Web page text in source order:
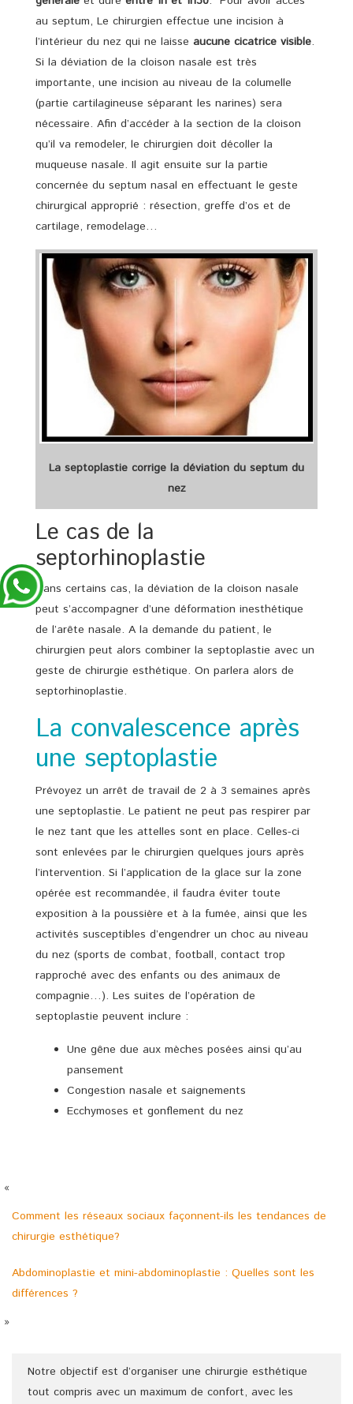
au septum, Le chirurgien effectue une incision à
l’intérieur du nez qui ne laisse aucune cicatrice visible.
Si la déviation de la cloison nasale est très
importante, une incision au niveau de la columelle
(partie cartilagineuse séparant les narines) sera
nécessaire. Afin d’accéder à la section de la cloison
qu’il va remodeler, le chirurgien doit décoller la
muqueuse nasale. Il agit ensuite sur la partie
concernée du septum nasal en effectuant le geste
chirurgical approprié : résection, greffe d’os et de
cartilage, remodelage…
La septoplastie corrige la déviation du septum du
nez
Le cas de la
septorhinoplastie
Dans certains cas, la déviation de la cloison nasale
peut s’accompagner d’une déformation inesthétique
de l’arête nasale. A la demande du patient, le
chirurgien peut alors combiner la septoplastie avec un
geste de chirurgie esthétique. On parlera alors de
septorhinoplastie.
La convalescence après
une septoplastie
Prévoyez un arrêt de travail de 2 à 3 semaines après
une septoplastie. Le patient ne peut pas respirer par
le nez tant que les attelles sont en place. Celles-ci
sont enlevées par le chirurgien quelques jours après
l’intervention. Si l’application de la glace sur la zone
opérée est recommandée, il faudra éviter toute
exposition à la poussière et à la fumée, ainsi que les
activités susceptibles d’engendrer un choc au niveau
du nez (sports de combat, football, contact trop
rapproché avec des enfants ou des animaux de
compagnie…). Les suites de l’opération de
septoplastie peuvent inclure :
Une gêne due aux mèches posées ainsi qu’au
pansement
Congestion nasale et saignements
Ecchymoses et gonflement du nez
«
Comment les réseaux sociaux façonnent-ils les tendances de
chirurgie esthétique?
Abdominoplastie et mini-abdominoplastie : Quelles sont les
différences ?
»
Notre objectif est d’organiser une chirurgie esthétique
tout compris avec un maximum de confort, avec les